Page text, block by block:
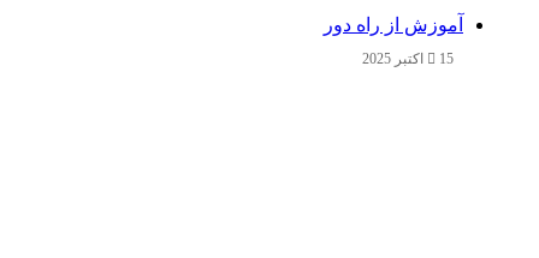
آموزش از راه دور
15 اکتبر 2025